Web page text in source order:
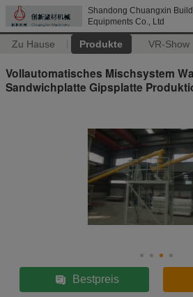
Shandong Chuangxin
Equipments Co., Ltd
Zu Hause Produkte VR-Show
Vollautomatisches Mischsystem
Sandwichplatte Gipsplatte
Bestpreis